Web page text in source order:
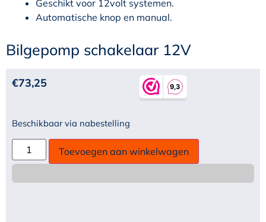
Geschikt voor 12volt systemen.
Automatische knop en manual.
Bilgepomp schakelaar 12V
€73,25
Beschikbaar via nabestelling
Toevoegen aan winkelwagen